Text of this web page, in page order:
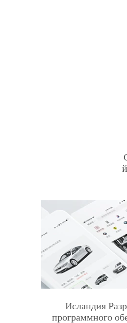
Исландия
программного